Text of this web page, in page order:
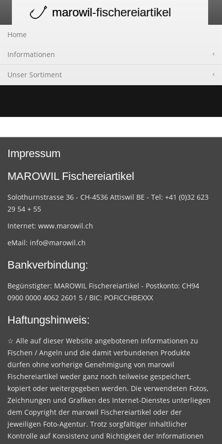
navigation
marowil-fischereiartikel
Home
Informationen
Unser Sortiment
Impressum
MAROWIL Fischereiartikel
Solothurnstrasse 36 - CH-4536 Attiswil BE - Tel: +41 (0)32 623
29 54 + 55
Internet: www.marowil.ch
eMail: info@marowil.ch
Bankverbindung:
Begünstigter: MAROWIL Fischereiartikel - Postkonto: CH94
0900 0000 4062 2601 5 / BIC: POFICCHBEXXX
Haftungshinweis:
☆ Alle auf dieser Website angebotenen Informationen zu
Fischen / Angeln und die damit verbundenen Produkte
dürfen ohne vorherige Genehmigung von marowil
Fischereiartikel weder ganz noch teilweise gespeichert,
kopiert oder weitergegeben werden. Die verwendeten Fotos,
Zeichnungen und Grafiken des Internet-Dienstes unterliegen
dem Copyright der marowil Fischereiartikel oder der
jeweiligen Foto-Agentur. Trotz sorgfältiger inhaltlicher
Kontrolle auf Konsistenz und Richtigkeit der Informationen